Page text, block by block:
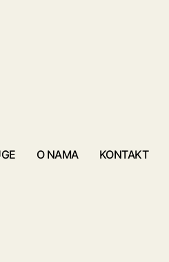
O NAMA KONTAKT